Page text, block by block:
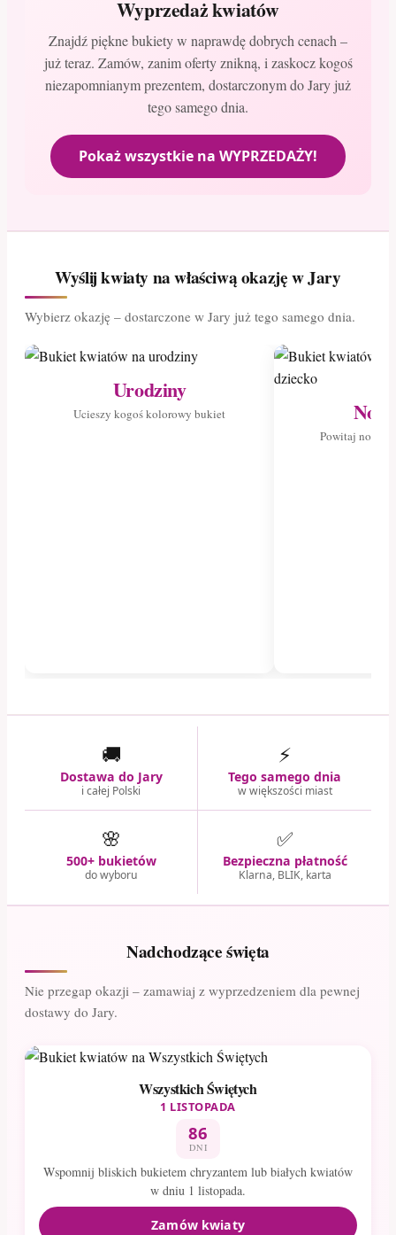
Wyprzedaż kwiatów
Znajdź piękne bukiety w naprawdę dobrych cenach –
już teraz. Zamów, zanim oferty znikną, i zaskocz kogoś
niezapomnianym prezentem, dostarczonym do Jary już
tego samego dnia.
Pokaż wszystkie na WYPRZEDAŻY!
Wyślij kwiaty na właściwą okazję w Jary
Wybierz okazję – dostarczone w Jary już tego samego dnia.
Urodziny
Ucieszy kogoś kolorowy bukiet
Powitaj
🚚
Dostawa do Jary
i całej Polski
⚡
Tego samego dnia
w większości miast
🌸
500+ bukietów
do wyboru
✅
Bezpieczna płatność
Klarna, BLIK, karta
Nadchodzące święta
Nie przegap okazji – zamawiaj z wyprzedzeniem dla pewnej
dostawy do Jary.
Wszystkich Świętych
1 LISTOPADA
86
DNI
Wspomnij bliskich bukietem chryzantem lub białych kwiatów
w dniu 1 listopada.
Zamów kwiaty